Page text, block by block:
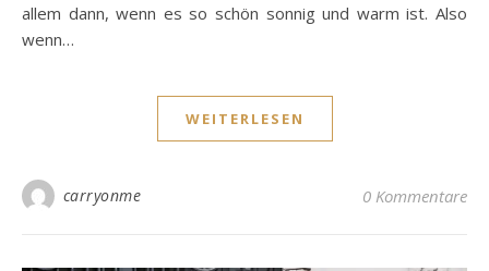
allem dann, wenn es so schön sonnig und warm ist. Also
wenn…
WEITERLESEN
carryonme 0 Kommentare